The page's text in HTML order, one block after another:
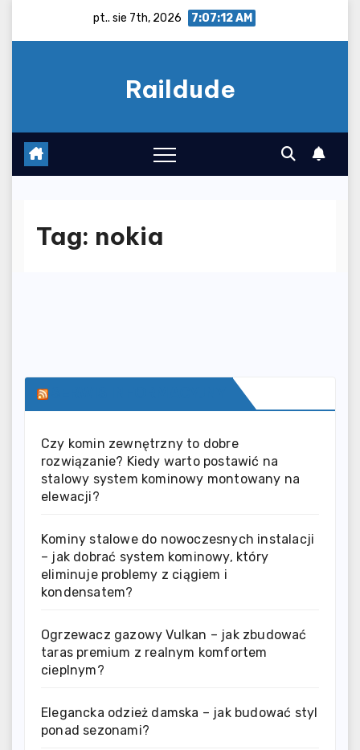
pt.. sie 7th, 2026 7:07:13 AM
Raildude
Tag: nokia
Czy komin zewnętrzny to dobre
rozwiązanie? Kiedy warto postawić na
stalowy system kominowy montowany na
elewacji?
Kominy stalowe do nowoczesnych instalacji
– jak dobrać system kominowy, który
eliminuje problemy z ciągiem i
kondensatem?
Ogrzewacz gazowy Vulkan – jak zbudować
taras premium z realnym komfortem
cieplnym?
Elegancka odzież damska – jak budować styl
ponad sezonami?